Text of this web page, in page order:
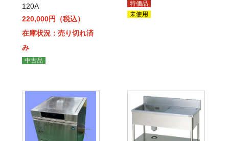
120A
220,000円（税込）
在庫状況：売り切れ済
み
中古品
特価品
未使用